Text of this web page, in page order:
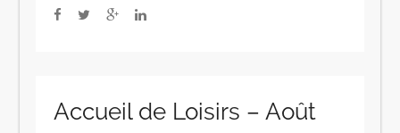
Accueil de Loisirs – Août